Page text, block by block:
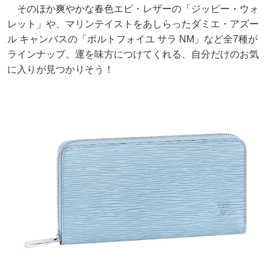
そのほか爽やかな春色エピ・レザーの「ジッピー・ウォ
レット」や、マリンテイストをあしらったダミエ・アズー
ル キャンバスの「ポルトフォイユ サラ NM」など全7種が
ラインナップ。運を味方につけてくれる、自分だけのお気
に入りが見つかりそう！